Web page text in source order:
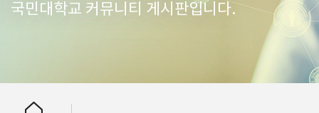
국민대학교 커뮤니티 게시판입니다.